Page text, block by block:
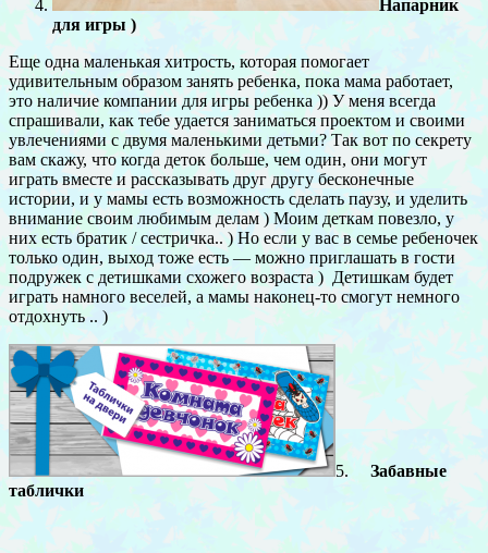
Напарник
для игры )
Еще одна маленькая хитрость, которая помогает
удивительным образом занять ребенка, пока мама работает,
это наличие компании для игры ребенка )) У меня всегда
спрашивали, как тебе удается заниматься проектом и своими
увлечениями с двумя маленькими детьми? Так вот по секрету
вам скажу, что когда деток больше, чем один, они могут
играть вместе и рассказывать друг другу бесконечные
истории, и у мамы есть возможность сделать паузу, и уделить
внимание своим любимым делам ) Моим деткам повезло, у
них есть братик / сестричка.. ) Но если у вас в семье ребеночек
только один, выход тоже есть — можно приглашать в гости
подружек с детишками схожего возраста ) Детишкам будет
играть намного веселей, а мамы наконец-то смогут немного
отдохнуть .. )
5. Забавные
таблички